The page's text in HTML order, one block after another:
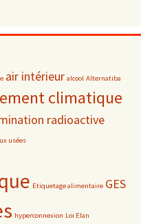
air intérieur alcool Alternatiba
climatique
radioactive
usées
Etiquetage alimentaire GES
hyperconnexion Loi Elan